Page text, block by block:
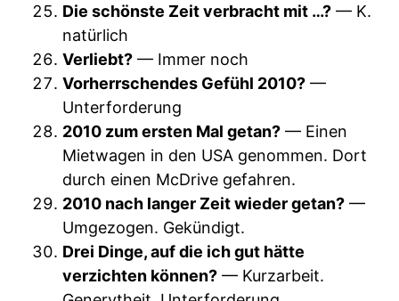
Die schönste Zeit verbracht mit …? — K.
natürlich
Verliebt? — Immer noch
Vorherrschendes Gefühl 2010? —
Unterforderung
2010 zum ersten Mal getan? — Einen
Mietwagen in den USA genommen. Dort
durch einen McDrive gefahren.
2010 nach langer Zeit wieder getan? —
Umgezogen. Gekündigt.
Drei Dinge, auf die ich gut hätte
verzichten können? — Kurzarbeit.